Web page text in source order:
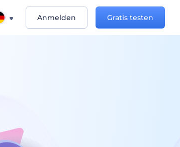
Anmelden Gratis testen